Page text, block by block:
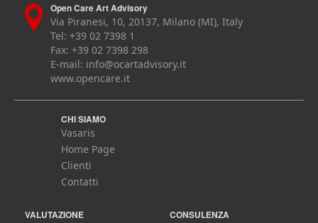
Open Care Art Advisory
Via Piranesi, 10, 20137, Milano (MI), Italy
Tel: +39 02 7398 1
Fax: +39 02 7398 298
E-mail: info@ocartadvisory.it
www.opencare.it
CHI SIAMO
Vasaris
Home Page
Clienti
Contatti
VALUTAZIONE CONSULENZA